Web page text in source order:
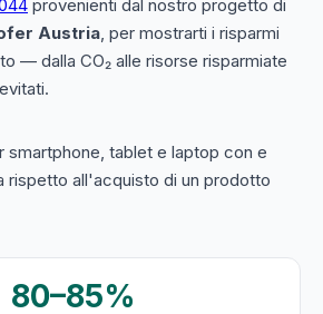
provenienti dal nostro progetto di
Austria, per mostrarti i risparmi
— dalla CO₂ alle risorse risparmiate
smartphone, tablet e laptop con e
rispetto all'acquisto di un prodotto
80–85%